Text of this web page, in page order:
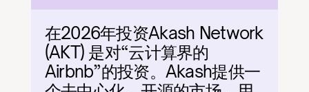
在2026年投资Akash Network
(AKT) 是对“云计算界的
Airbnb”的投资。Akash提供一